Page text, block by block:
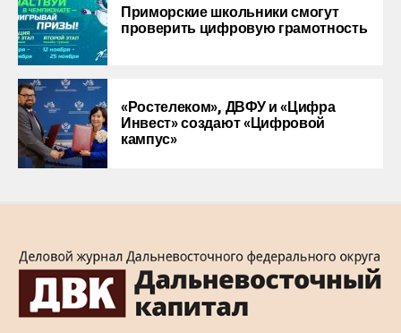
Приморские школьники смогут
проверить цифровую грамотность
«Ростелеком», ДВФУ и «Цифра
Инвест» создают «Цифровой
кампус»